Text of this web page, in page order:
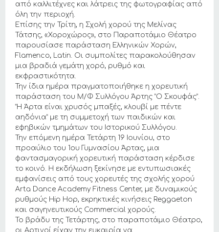
από καλλιτέχνες και λάτρεις της φωτογραφίας από
όλη την περιοχή.
Επίσης την Τρίτη, η Σχολή χορού της Μελίνας
Τάτσης, «Χοροχώρος», στο Παραποτάμιο Θέατρο
παρουσίασε παράσταση Ελληνικών Χορών,
Flamenco, Latin. Οι συμπολίτες παρακολούθησαν
μια βραδιά γεμάτη χορό, ρυθμό και
εκφραστικότητα.
Την ίδια ημέρα πραγματοποιήθηκε η χορευτική
παράσταση του Μ/Φ Συλλόγου Άρτης “Ο Σκουφάς”.
“Η Άρτα είναι χρυσός μπαξές, κλουβί με πέντε
αηδόνια” με τη συμμετοχή των παιδικών και
εφηβικών τμημάτων του Ιστορικού Συλλόγου.
Την επόμενη ημέρα Τετάρτη 19 Ιουνίου, στο
προαύλιο του 1ου Γυμνασίου Άρτας, μια
φαντασμαγορική χορευτική παράσταση κέρδισε
το κοινό. Η εκδήλωση ξεκίνησε με εντυπωσιακές
εμφανίσεις από τους χορευτές της σχολής χορού
Arta Dance Academy Fitness Center, με δυναμικούς
ρυθμούς Hip Hop, εκρηκτικές κινήσεις Reggaeton
και σαγηνευτικούς Commercial χορούς.
Το βράδυ της Τετάρτης, στο παραποτάμιο Θέατρο,
οι Αρτινοί είχαν την ευκαιρία να